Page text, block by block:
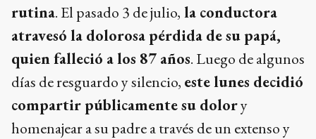
rutina. El pasado 3 de julio, la conductora
atravesó la dolorosa pérdida de su papá,
quien falleció a los 87 años. Luego de algunos
días de resguardo y silencio, este lunes decidió
compartir públicamente su dolory
homenajear a su padre a través de un extenso y